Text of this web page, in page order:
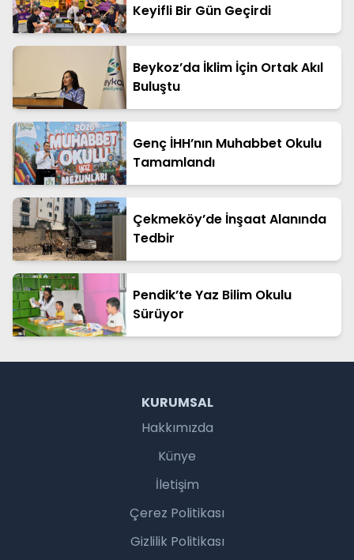
Keyifli Bir Gün Geçirdi
Beykoz’da İklim İçin Ortak Akıl
Buluştu
Genç İHH’nın Muhabbet Okulu
Tamamlandı
Çekmeköy’de İnşaat Alanında
Tedbir
Pendik’te Yaz Bilim Okulu
Sürüyor
KURUMSAL
Hakkımızda
Künye
İletişim
Çerez Politikası
Gizlilik Politikası